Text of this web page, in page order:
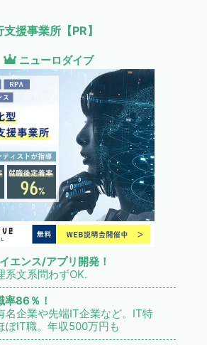
援事業所【PR】
ニューロダイブ
エンス/アプリ開発！
系文系問わずOK.
率86％！
名企業や先端IT企業など。IT特
ぼIT職。年収500万円も